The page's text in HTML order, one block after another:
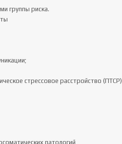
группы риска.
стрессовое расстройство (ПТСР)
патологий